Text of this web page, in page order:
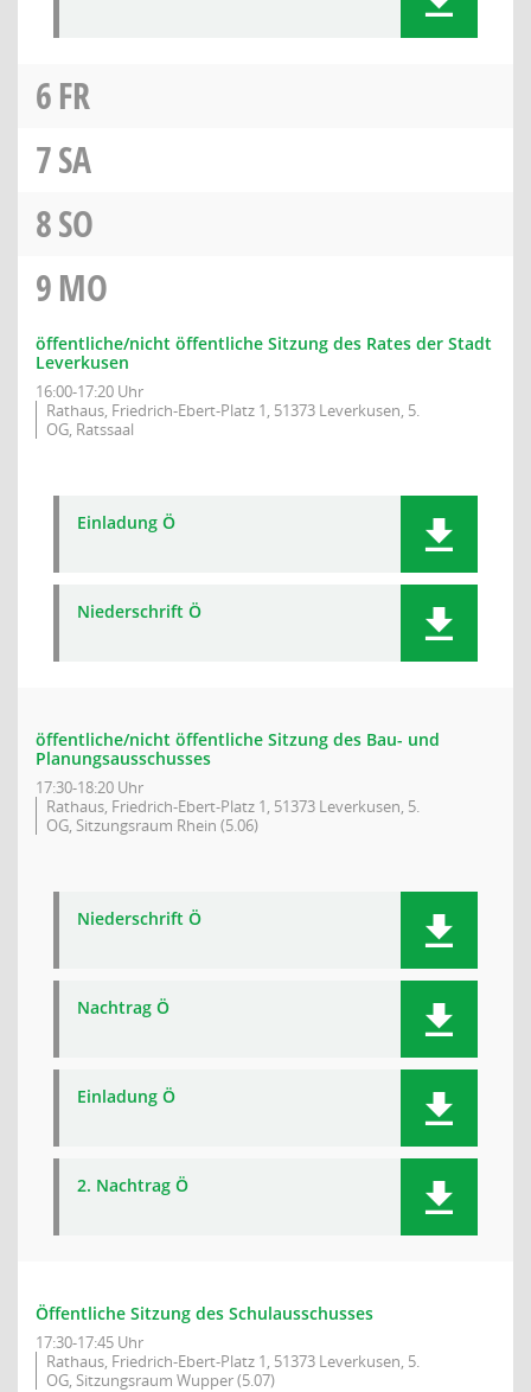
6FR
7SA
8SO
9MO
öffentliche/nicht öffentliche Sitzung des Rates der Stadt
Leverkusen
16:00-17:20 Uhr
Rathaus, Friedrich-Ebert-Platz 1, 51373 Leverkusen, 5.
OG, Ratssaal
Einladung Ö
Niederschrift Ö
öffentliche/nicht öffentliche Sitzung des Bau- und
Planungsausschusses
17:30-18:20 Uhr
Rathaus, Friedrich-Ebert-Platz 1, 51373 Leverkusen, 5.
OG, Sitzungsraum Rhein (5.06)
Niederschrift Ö
Nachtrag Ö
Einladung Ö
2. Nachtrag Ö
Öffentliche Sitzung des Schulausschusses
17:30-17:45 Uhr
Rathaus, Friedrich-Ebert-Platz 1, 51373 Leverkusen, 5.
OG, Sitzungsraum Wupper (5.07)